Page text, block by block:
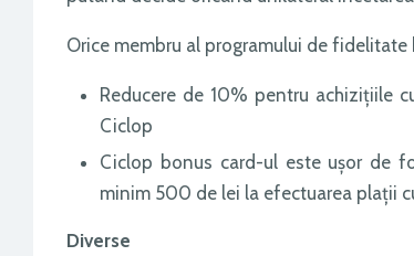
Orice membru al programului de
Reducere de 10% pentru achiziţiile
Ciclop
Ciclop bonus card-ul este uşor de
minim 500 de lei la efectuarea plaţii
Diverse